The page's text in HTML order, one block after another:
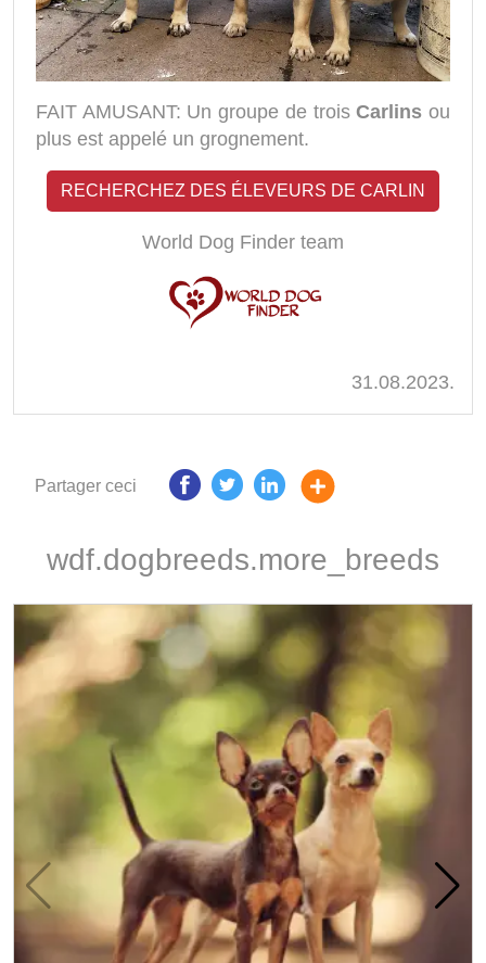
FAIT AMUSANT: Un groupe de troisCarlins ou
plus est appelé un grognement.
RECHERCHEZ DES ÉLEVEURS DE CARLIN
World Dog Finder team
31.08.2023.
Partager ceci
wdf.dogbreeds.more_breeds